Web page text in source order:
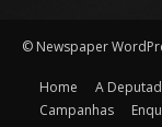
© Newspaper
Home A
Campanhas